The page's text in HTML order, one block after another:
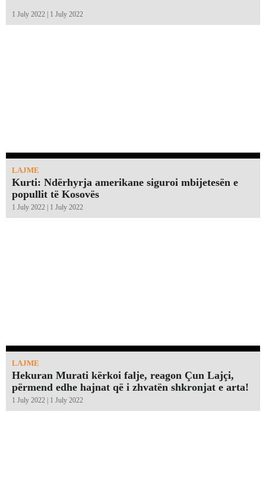
1 July 2022 | 1 July 2022
LAJME
Kurti: Ndërhyrja amerikane siguroi mbijetesën e
popullit të Kosovës
1 July 2022 | 1 July 2022
LAJME
Hekuran Murati kërkoi falje, reagon Çun Lajçi,
përmend edhe hajnat që i zhvatën shkronjat e arta!￼
1 July 2022 | 1 July 2022